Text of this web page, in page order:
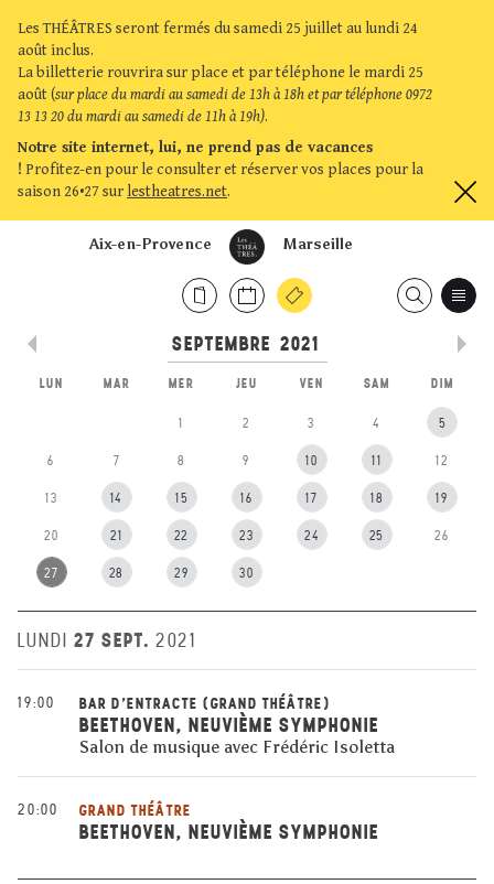
Les THÉÂTRES seront fermés du samedi 25 juillet au lundi 24
août inclus.
La billetterie rouvrira sur place et par téléphone le mardi 25
août (sur place du mardi au samedi de 13h à 18h et par téléphone 0972
13 13 20 du mardi au samedi de 11h à 19h).
Notre site internet, lui, ne prend pas de vacances
! Profitez-en pour le consulter et réserver vos places pour la
saison 26•27 sur lestheatres.net.
Marseille
Aix-en-Provence
LUN MAR MER JEU VEN SAM DIM
1 2 3 4 5
6 7 8 9 10 11 12
13 14 15 16 17 18 19
20 21 22 23 24 25 26
27 28 29 30
LUNDI 27 SEPT. 2021
19:00 BAR D'ENTRACTE (GRAND THÉÂTRE)
BEETHOVEN, NEUVIÈME SYMPHONIE
Salon de musique avec Frédéric Isoletta
20:00 GRAND THÉÂTRE
BEETHOVEN, NEUVIÈME SYMPHONIE